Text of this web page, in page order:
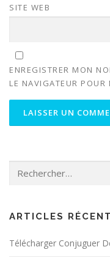
SITE WEB
ENREGISTRER MON
LE NAVIGATEUR
ARTICLES
Télécharger Conjuguer